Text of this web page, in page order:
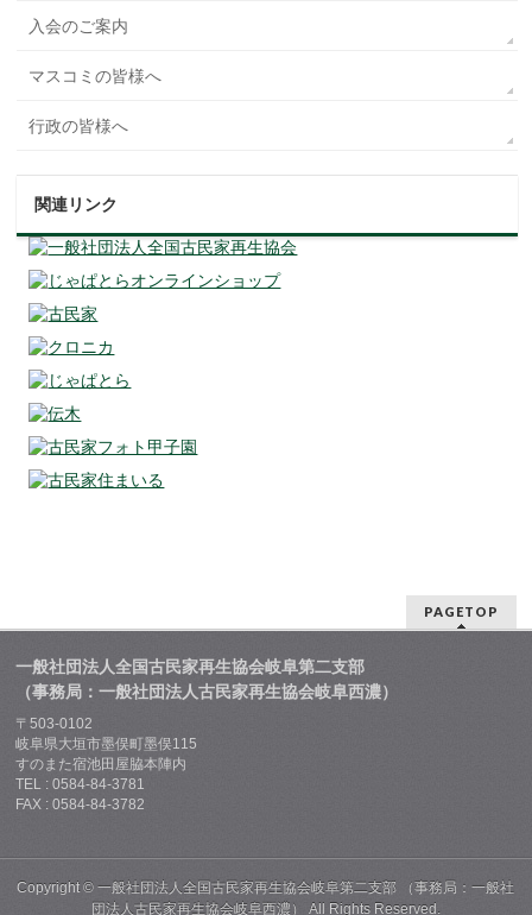
入会のご案内
マスコミの皆様へ
行政の皆様へ
関連リンク
PAGETOP
一般社団法人全国古民家再生協会岐阜第二支部
（事務局：一般社団法人古民家再生協会岐阜西濃）
〒503-0102
岐阜県大垣市墨俣町墨俣115
すのまた宿池田屋脇本陣内
TEL : 0584-84-3781
FAX : 0584-84-3782
Copyright ©一般社団法人全国古民家再生協会岐阜第二支部 （事務局：一般社
団法人古民家再生協会岐阜西濃）
All Rights Reserved.